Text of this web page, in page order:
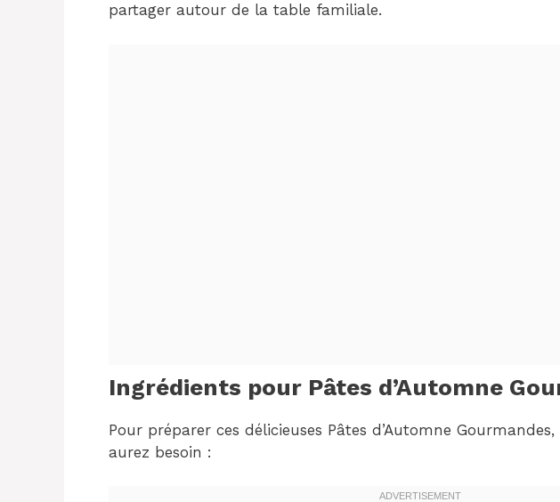
partager autour de la table familiale.
Ingrédients pour Pâtes d’Automne
Pour préparer ces délicieuses Pâtes d’Automne
aurez besoin :